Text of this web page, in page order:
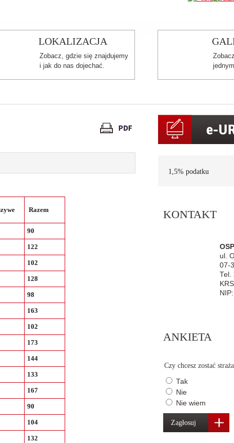
LOKALIZACJA
Zobacz, gdzie się znajdujemy
i jak do nas dojechać.
Razem
90
122
102
128
98
163
102
173
144
133
167
90
104
132
1,5% podatku
KONTAKT
ul.
07-
Tel.
ANKIETA
Czy chcesz zostać
Tak
Nie
Nie wiem